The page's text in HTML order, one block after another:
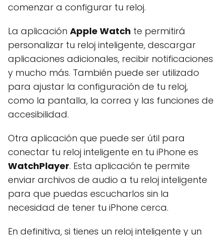
comenzar a configurar tu reloj.
La aplicación Apple Watch te permitirá
personalizar tu reloj inteligente, descargar
aplicaciones adicionales, recibir notificaciones
y mucho más. También puede ser utilizado
para ajustar la configuración de tu reloj,
como la pantalla, la correa y las funciones de
accesibilidad.
Otra aplicación que puede ser útil para
conectar tu reloj inteligente en tu iPhone es
WatchPlayer. Esta aplicación te permite
enviar archivos de audio a tu reloj inteligente
para que puedas escucharlos sin la
necesidad de tener tu iPhone cerca.
En definitiva, si tienes un reloj inteligente y un